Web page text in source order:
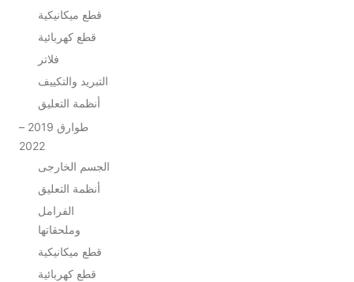
قطع ميكانيكية
قطع كهربائية
فلاتر
التبريد والتكييف
أنظمة التعليق
طوارق 2019 –
2022
الجسم الخارجى
أنظمة التعليق
الفرامل
وملحقاتها
قطع ميكانيكية
قطع كهربائية